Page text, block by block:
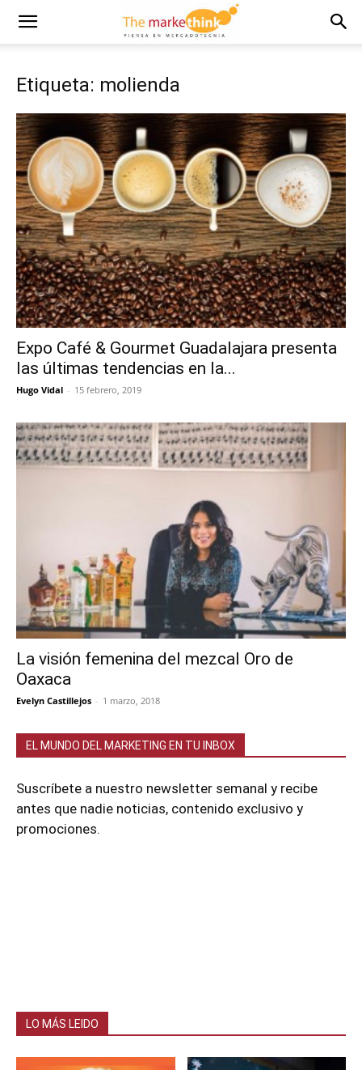
Etiqueta: molienda
Expo Café & Gourmet Guadalajara presenta
las últimas tendencias en la...
Hugo Vidal - 15 febrero, 2019
La visión femenina del mezcal Oro de
Oaxaca
Evelyn Castillejos - 1 marzo, 2018
EL MUNDO DEL MARKETING EN TU INBOX
Suscríbete a nuestro newsletter semanal y recibe
antes que nadie noticias, contenido exclusivo y
promociones.
LO MÁS LEIDO